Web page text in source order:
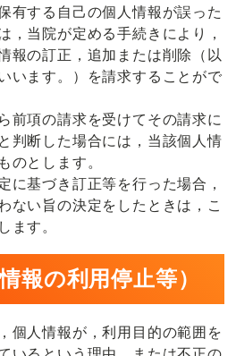
有する自己の個人情報が誤った
，当院が定める手続きにより，
報の訂正，追加または削除（以
います。）を請求することがで
前項の請求を受けてその請求に
判断した場合には，当該個人情
のとします。
に基づき訂正等を行った場合，
ない旨の決定をしたときは，こ
ます。
報の利用停止等）
個人情報が，利用目的の範囲を